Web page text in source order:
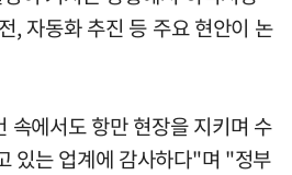
, 자동화 추진 등 주요 현안이 논
속에서도 항만 현장을 지키며 수
있는 업계에 감사하다"며 "정부